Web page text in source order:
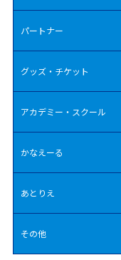
パートナー
グッズ・チケット
アカデミー・スクール
かなえーる
あとりえ
その他